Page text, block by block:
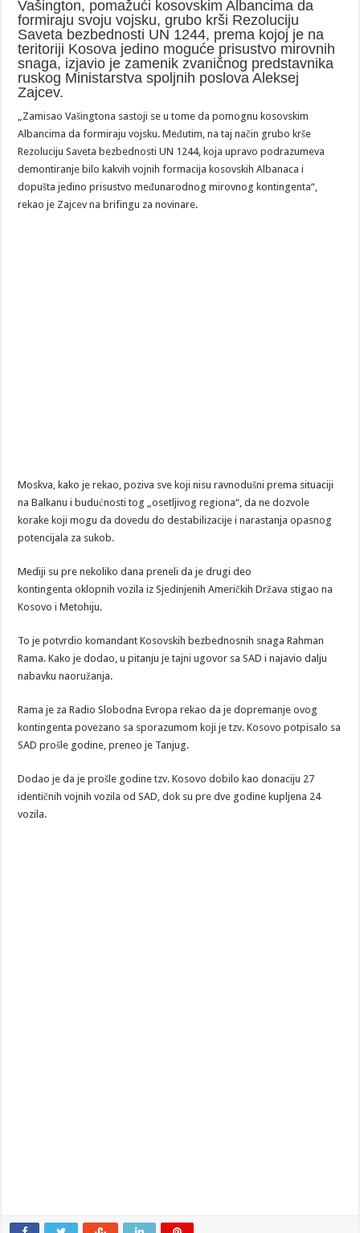
Vašington, pomažući kosovskim Albancima da
formiraju svoju vojsku, grubo krši Rezoluciju
Saveta bezbednosti UN 1244, prema kojoj je na
teritoriji Kosova jedino moguće prisustvo mirovnih
snaga, izjavio je zamenik zvaničnog predstavnika
ruskog Ministarstva spoljnih poslova Aleksej
Zajcev.
„Zamisao Vašingtona sastoji se u tome da pomognu kosovskim
Albancima da formiraju vojsku. Međutim, na taj način grubo krše
Rezoluciju Saveta bezbednosti UN 1244, koja upravo podrazumeva
demontiranje bilo kakvih vojnih formacija kosovskih Albanaca i
dopušta jedino prisustvo međunarodnog mirovnog kontingenta“,
rekao je Zajcev na brifingu za novinare.
Moskva, kako je rekao, poziva sve koji nisu ravnodušni prema situaciji
na Balkanu i budućnosti tog „osetljivog regiona“, da ne dozvole
korake koji mogu da dovedu do destabilizacije i narastanja opasnog
potencijala za sukob.
Mediji su pre nekoliko dana preneli da je drugi deo
kontingenta oklopnih vozila iz Sjedinjenih Američkih Država stigao na
Kosovo i Metohiju.
To je potvrdio komandant Kosovskih bezbednosnih snaga Rahman
Rama. Kako je dodao, u pitanju je tajni ugovor sa SAD i najavio dalju
nabavku naoružanja.
Rama je za Radio Slobodna Evropa rekao da je dopremanje ovog
kontingenta povezano sa sporazumom koji je tzv. Kosovo potpisalo sa
SAD prošle godine, preneo je Tanjug.
Dodao je da je prošle godine tzv. Kosovo dobilo kao donaciju 27
identičnih vojnih vozila od SAD, dok su pre dve godine kupljena 24
vozila.